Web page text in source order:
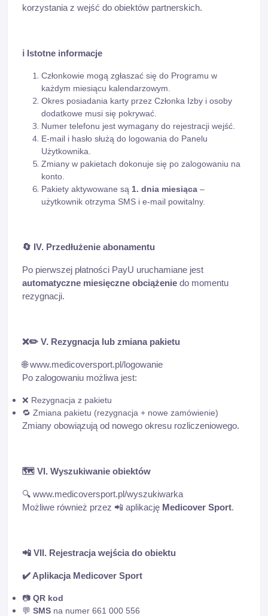
korzystania z wejść do obiektów partnerskich.
ℹ️ Istotne informacje
Członkowie mogą zgłaszać się do Programu w
każdym miesiącu kalendarzowym.
Okres posiadania karty przez Członka Izby i osoby
dodatkowe musi się pokrywać.
Numer telefonu jest wymagany do rejestracji wejść.
E-mail i hasło służą do logowania do Panelu
Użytkownika.
Zmiany w pakietach dokonuje się po zalogowaniu na
konto.
Pakiety aktywowane są 1. dnia miesiąca –
użytkownik otrzyma SMS i e-mail powitalny.
🔄 IV. Przedłużenie abonamentu
Po pierwszej płatności PayU uruchamiane jest
automatyczne miesięczne obciążenie do momentu
rezygnacji.
❌✏️ V. Rezygnacja lub zmiana pakietu
🌐 www.medicoversport.pl/logowanie
Po zalogowaniu możliwa jest:
❌ Rezygnacja z pakietu
🔁 Zmiana pakietu (rezygnacja + nowe zamówienie)
Zmiany obowiązują od nowego okresu rozliczeniowego.
🗺️ VI. Wyszukiwanie obiektów
🔍 www.medicoversport.pl/wyszukiwarka
Możliwe również przez 📲 aplikację Medicover Sport.
📲 VII. Rejestracja wejścia do obiektu
✔️ Aplikacja Medicover Sport
📷 QR kod
💬 SMS na numer 661 000 556